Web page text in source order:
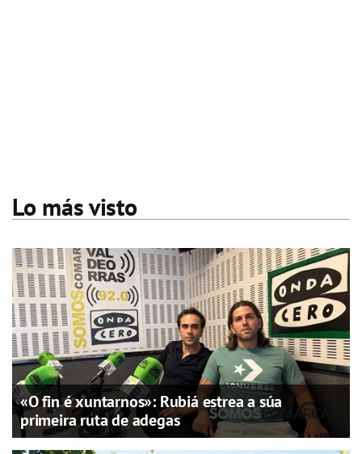
Lo más visto
«O fin é xuntarnos»: Rubiá estrea a súa
primeira ruta de adegas